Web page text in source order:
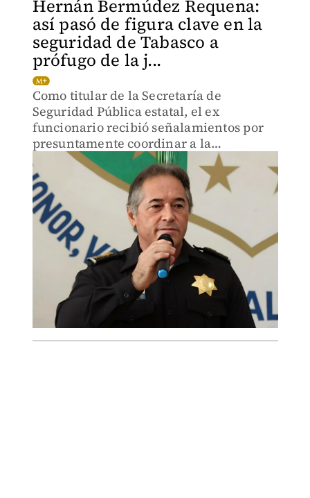
Hernán Bermúdez Requena:
así pasó de figura clave en la
seguridad de Tabasco a
prófugo de la j...
Como titular de la Secretaría de
Seguridad Pública estatal, el ex
funcionario recibió señalamientos por
presuntamente coordinar a la
organización delictiva La Barredora.